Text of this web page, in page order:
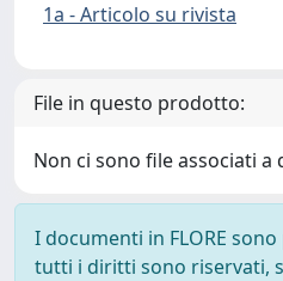
1a - Articolo su rivista
File in questo prodotto:
Non ci sono file associati
I documenti in FLORE
tutti i diritti sono riservati,